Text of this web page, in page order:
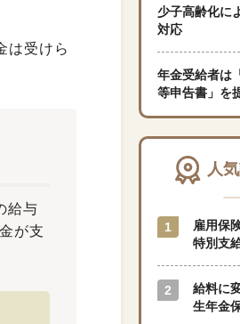
くらしすとについて
プライバシーポリシ
サイトマップ
は受けら
給与
が支
少子高齢化に
対応
年金受給者は
等申告書」を
人
雇用保
特別支
ょうか？
給料に
生年金